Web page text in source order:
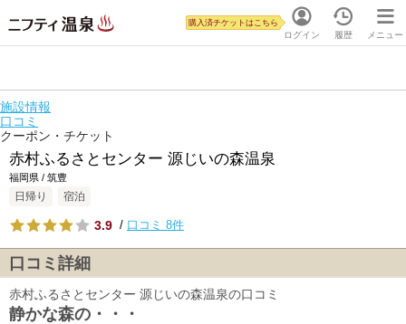
ログイン
購入済チケットはこちら
履歴 メニュー
施設情報
口コミ
クーポン・チケット
赤村ふるさとセンター 源じいの森温泉
福岡県 / 筑豊
日帰り 宿泊
3.9 / 口コミ 8件
口コミ詳細
赤村ふるさとセンター 源じいの森温泉の口コミ
静かな森の・・・